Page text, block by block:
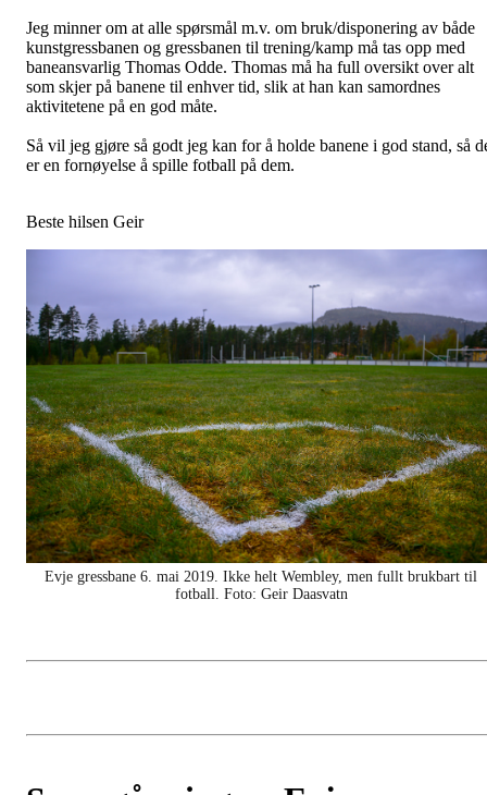
Jeg minner om at alle spørsmål m.v. om bruk/disponering av både
kunstgressbanen og gressbanen til trening/kamp må tas opp med
baneansvarlig Thomas Odde. Thomas må ha full oversikt over alt
som skjer på banene til enhver tid, slik at han kan samordnes
aktivitetene på en god måte.
Så vil jeg gjøre så godt jeg kan for å holde banene i god stand, så
er en fornøyelse å spille fotball på dem.
Beste hilsen Geir
Evje gressbane 6. mai 2019. Ikke helt Wembley, men fullt brukbart til
fotball. Foto: Geir Daasvatn